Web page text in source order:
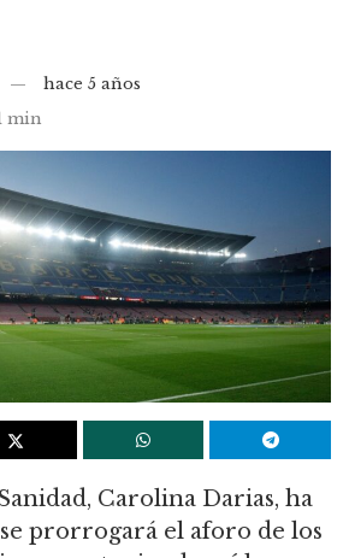
hace 5 años
min
Carolina Darias, ha
prorrogará el aforo de los